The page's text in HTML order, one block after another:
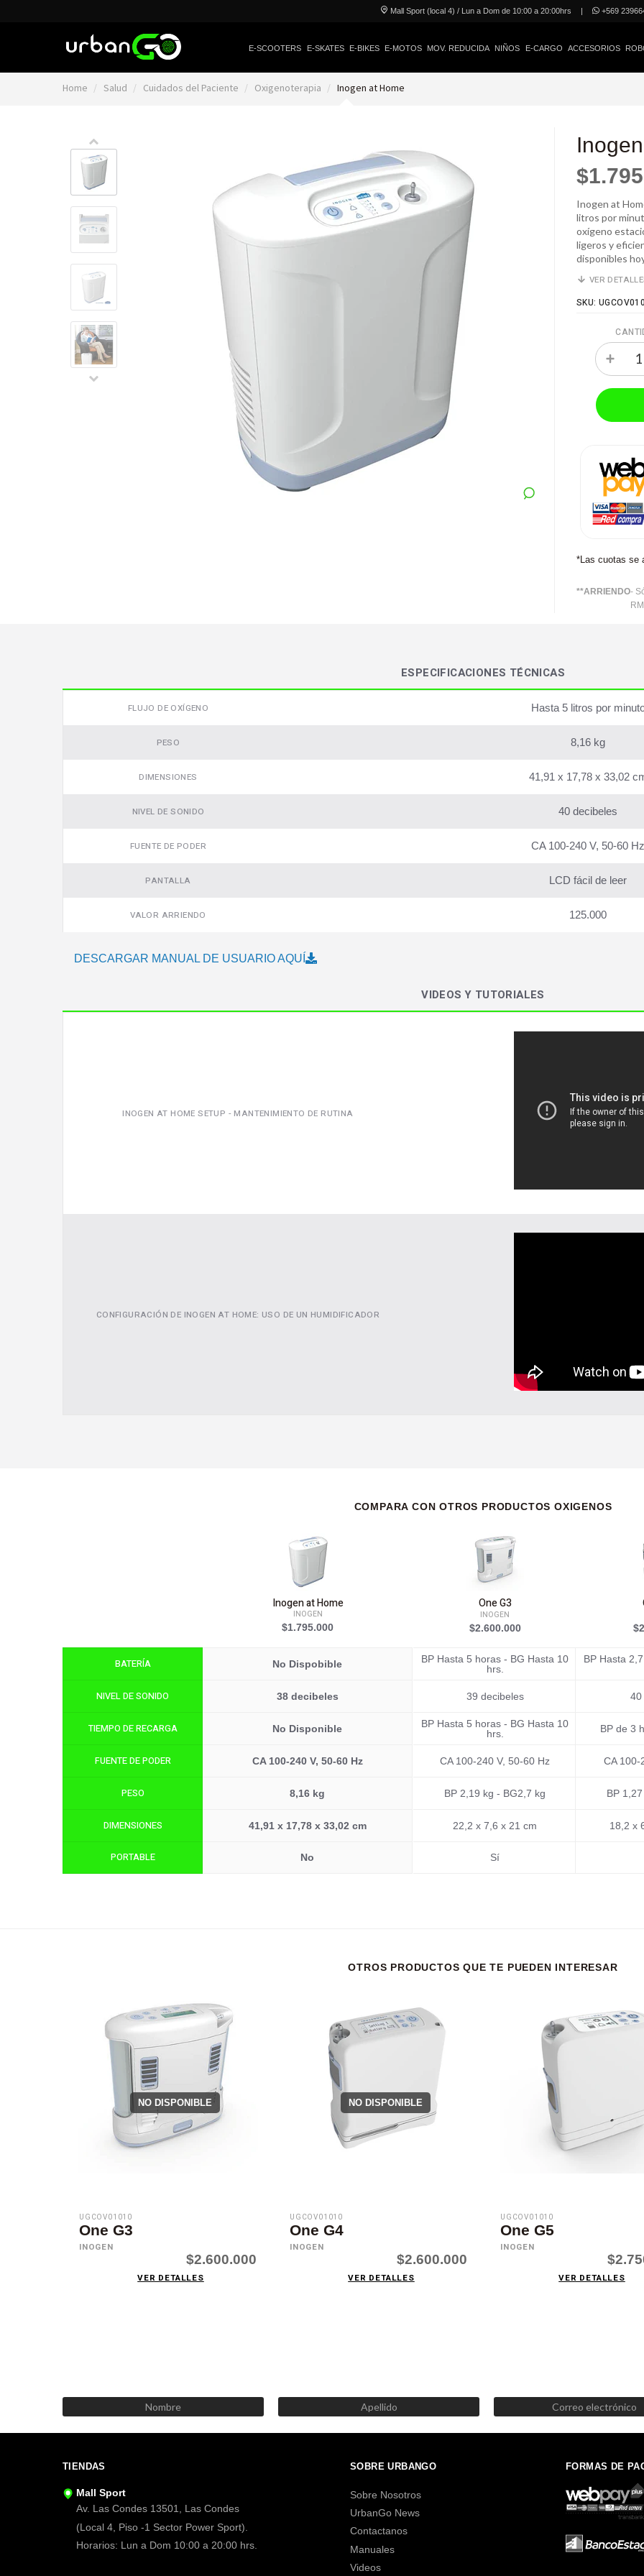
Mall Sport (local 4) / Lun a Dom de 10:00 a 20:00hrs | +569
E-SCOOTERS E-SKATES E-BIKES E-MOTOS MOV. REDUCIDA NIÑOS E-CARGO ACCESORIOS
Home Salud Cuidados del Paciente Oxigenoterapia Inogen at Home
Inogen at
litros por
oxígeno
ligeros y
disponibles
VER
SKU:
*Las cuotas se
**ARRIENDO-
ESPECIFICACIONES TÉCNICAS
FLUJO DE OXÍGENO Hasta 5 litros por
PESO 8,16 kg
DIMENSIONES 41,91 x 17,78 x 33,02
NIVEL DE SONIDO 40 decibeles
FUENTE DE PODER CA 100-240 V, 50-60 Hz
PANTALLA LCD fácil de leer
VALOR ARRIENDO 125.000
DESCARGAR MANUAL DE USUARIO AQUÍ
VIDEOS Y TUTORIALES
INOGEN AT HOME SETUP - MANTENIMIENTO DE RUTINA
CONFIGURACIÓN DE INOGEN AT HOME: USO DE UN HUMIDIFICADOR
COMPARA CON OTROS PRODUCTOS OXIGENOS
BATERÍA
NIVEL DE SONIDO
TIEMPO DE RECARGA
FUENTE DE PODER
PESO
DIMENSIONES
PORTABLE
Inogen at Home
INOGEN
$1.795.000
No Dispobible
38 decibeles
No Disponible
CA 100-240 V, 50-60 Hz
8,16 kg
41,91 x 17,78 x 33,02 cm
No
One G3
INOGEN
$2.600.000
BP Hasta 5 horas - BG Hasta 10
hrs.
39 decibeles
BP Hasta 5 horas - BG Hasta 10
hrs.
CA 100-240 V, 50-60 Hz
BP 2,19 kg - BG2,7 kg
22,2 x 7,6 x 21 cm
Sí
BP Hasta
40
BP de 3
CA 100-
BP
18,2 x
OTROS PRODUCTOS QUE TE PUEDEN INTERESAR
NO DISPONIBLE
UGCOV01010
One G3
INOGEN
$2.600.000
VER DETALLES
NO DISPONIBLE
UGCOV01010
One G4
INOGEN
$2.600.000
VER DETALLES
UGCOV01010
One G5
INOGEN
VER DETALLES
TIENDAS
Mall Sport
Av. Las Condes 13501, Las Condes
(Local 4, Piso -1 Sector Power Sport).
Horarios: Lun a Dom 10:00 a 20:00 hrs.
SOBRE URBANGO
Sobre Nosotros
UrbanGo News
Contactanos
Manuales
Videos
FORMAS DE